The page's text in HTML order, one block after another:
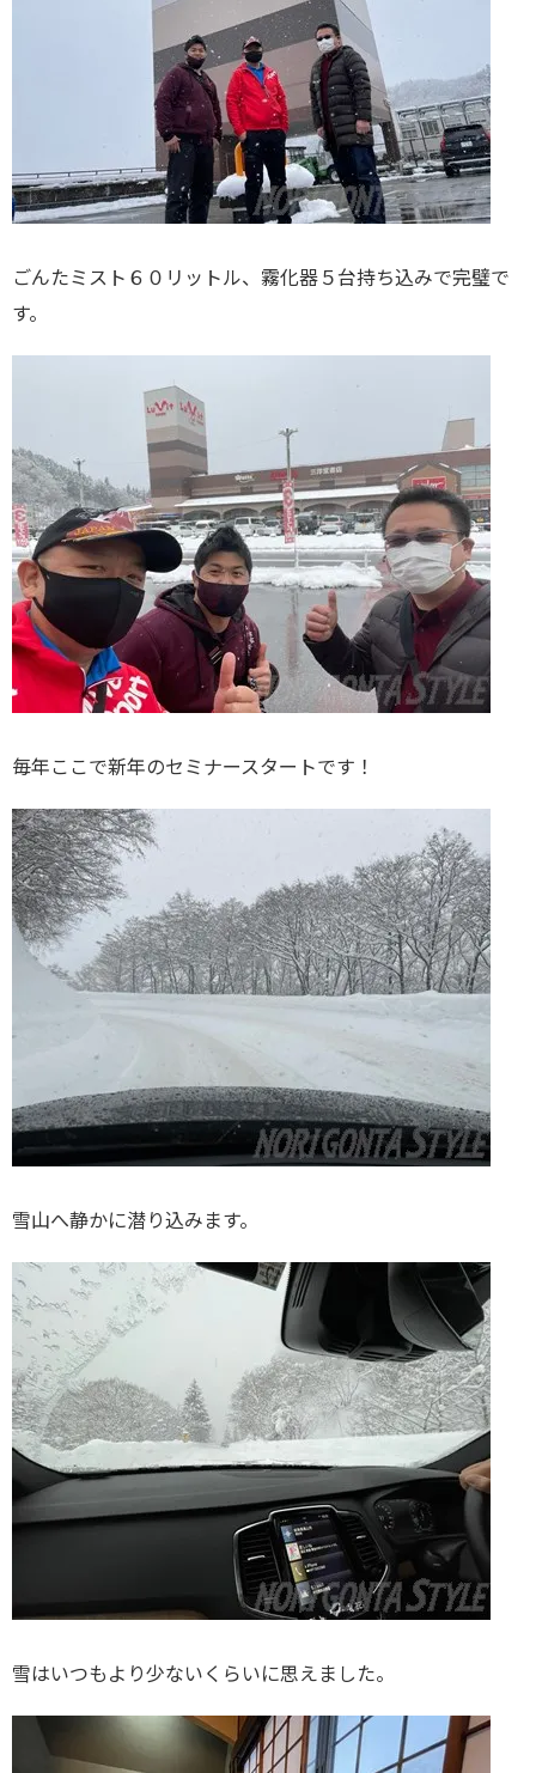
ごんたミスト６０リットル、霧化器５台持ち込みで完璧で
す。
毎年ここで新年のセミナースタートです！
雪山へ静かに潜り込みます。
雪はいつもより少ないくらいに思えました。